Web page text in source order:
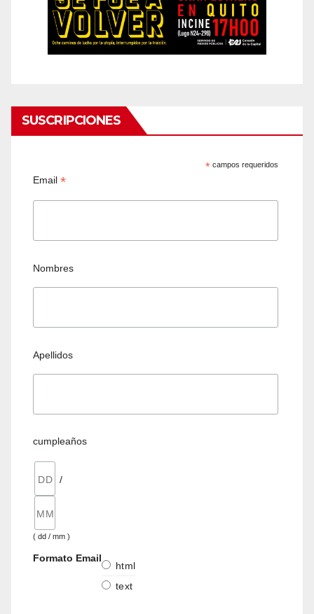
SUSCRIPCIONES
* campos requeridos
Email*
Nombres
Apellidos
cumpleaños
/
( dd / mm )
Formato Email
html
text